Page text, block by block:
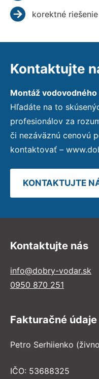
korektné
Kontaktujte
Montáž
Hľadáte na to
profesionálov za
či nezáväznú cenovú
kontaktovať –
KONTAKTUJTE
Kontaktujte nás
info@dobry-vodar.sk
0950 870 251
Fakturačné údaje
Petro Serhiienko
IČO: 53688325